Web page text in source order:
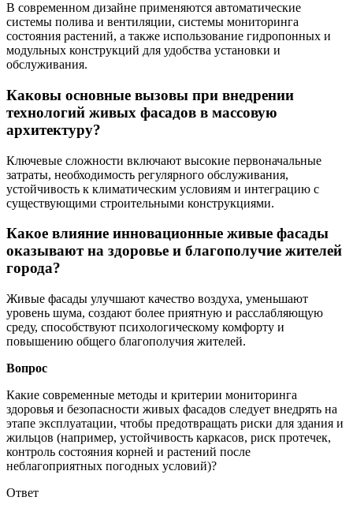
В современном дизайне применяются автоматические
системы полива и вентиляции, системы мониторинга
состояния растений, а также использование гидропонных и
модульных конструкций для удобства установки и
обслуживания.
Каковы основные вызовы при внедрении
технологий живых фасадов в массовую
архитектуру?
Ключевые сложности включают высокие первоначальные
затраты, необходимость регулярного обслуживания,
устойчивость к климатическим условиям и интеграцию с
существующими строительными конструкциями.
Какое влияние инновационные живые фасады
оказывают на здоровье и благополучие жителей
города?
Живые фасады улучшают качество воздуха, уменьшают
уровень шума, создают более приятную и расслабляющую
среду, способствуют психологическому комфорту и
повышению общего благополучия жителей.
Вопрос
Какие современные методы и критерии мониторинга
здоровья и безопасности живых фасадов следует внедрять на
этапе эксплуатации, чтобы предотвращать риски для здания и
жильцов (например, устойчивость каркасов, риск протечек,
контроль состояния корней и растений после
неблагоприятных погодных условий)?
Ответ